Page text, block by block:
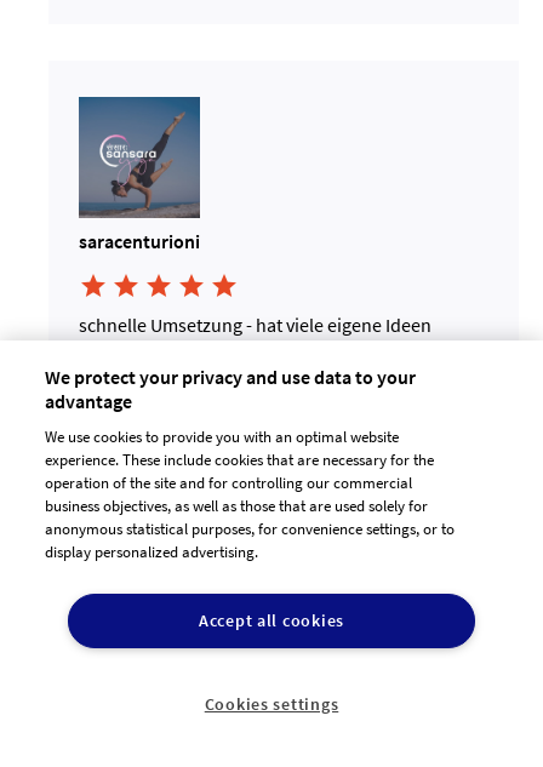
saracenturioni
    
schnelle Umsetzung - hat viele eigene Ideen
eingebracht und Änderungswünsche sofort
umgesetzt!
sehr zu empfehlen!
Alle Designs aus dem Projekt ansehen25.04.2019
11:52:15
We protect your privacy and use data to your
advantage
We use cookies to provide you with an optimal website
experience. These include cookies that are necessary for the
operation of the site and for controlling our commercial
business objectives, as well as those that are used solely for
anonymous statistical purposes, for convenience settings, or to
display personalized advertising.
Accept all cookies
Cookies settings